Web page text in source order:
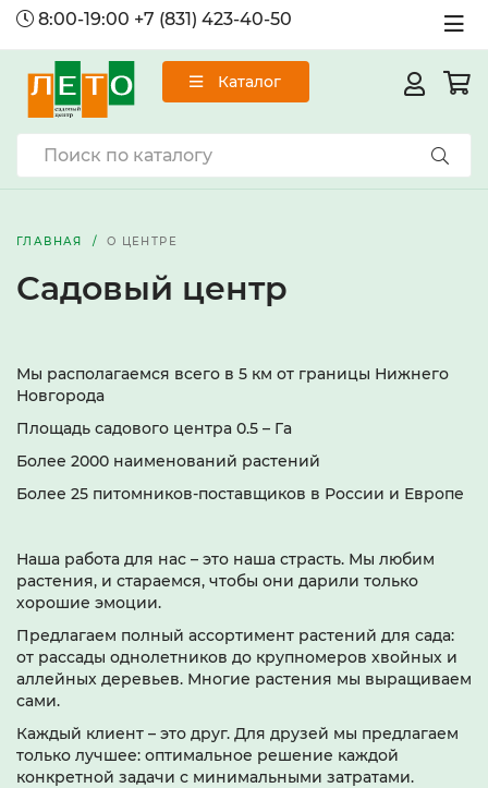
8:00-19:00 +7 (831) 423-40-50
Каталог
ГЛАВНАЯ О ЦЕНТРЕ
Садовый центр
Мы располагаемся всего в 5 км от границы Нижнего
Новгорода
Площадь садового центра 0.5 – Га
Более 2000 наименований растений
Более 25 питомников-поставщиков в России и Европе
Наша работа для нас – это наша страсть. Мы любим
растения, и стараемся, чтобы они дарили только
хорошие эмоции.
Предлагаем полный ассортимент растений для сада:
от рассады однолетников до крупномеров хвойных и
аллейных деревьев. Многие растения мы выращиваем
сами.
Каждый клиент – это друг. Для друзей мы предлагаем
только лучшее: оптимальное решение каждой
конкретной задачи с минимальными затратами.